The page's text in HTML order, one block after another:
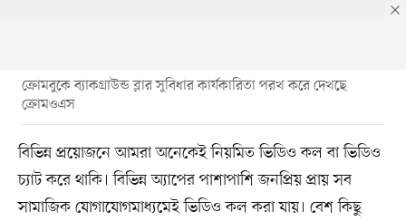
ক্রোমবুকে ব্যাকগ্রাউন্ড ব্লার সুবিধার কার্যকারিতা পরখ করে দেখছে
ক্রোমওএস
বিভিন্ন প্রয়োজনে আমরা অনেকেই নিয়মিত ভিডিও কল বা ভিডিও
চ্যাট করে থাকি। বিভিন্ন অ্যাপের পাশাপাশি জনপ্রিয় প্রায় সব
সামাজিক যোগাযোগমাধ্যমেই ভিডিও কল করা যায়। বেশ কিছু